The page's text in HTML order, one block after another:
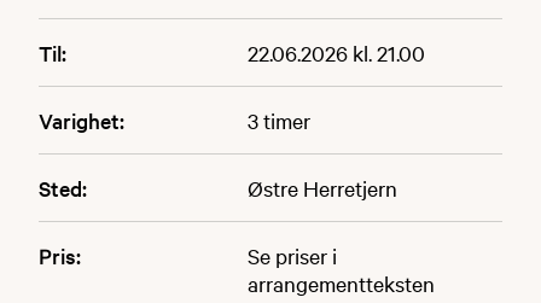
Til: 22.06.2026 kl. 21.00
Varighet: 3 timer
Sted: Østre Herretjern
Pris:
Se priser i
arrangementteksten